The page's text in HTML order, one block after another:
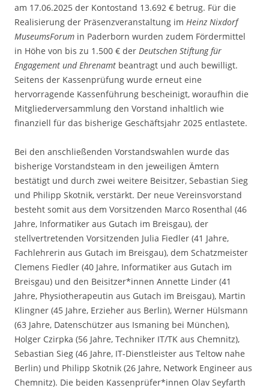
am 17.06.2025 der Kontostand 13.692 € betrug. Für die
Realisierung der Präsenzveranstaltung im Heinz Nixdorf
MuseumsForum in Paderborn wurden zudem Fördermittel
in Höhe von bis zu 1.500 € der Deutschen Stiftung für
Engagement und Ehrenamt beantragt und auch bewilligt.
Seitens der Kassenprüfung wurde erneut eine
hervorragende Kassenführung bescheinigt, woraufhin die
Mitgliederversammlung den Vorstand inhaltlich wie
finanziell für das bisherige Geschäftsjahr 2025 entlastete.
Bei den anschließenden Vorstandswahlen wurde das
bisherige Vorstandsteam in den jeweiligen Ämtern
bestätigt und durch zwei weitere Beisitzer, Sebastian Sieg
und Philipp Skotnik, verstärkt. Der neue Vereinsvorstand
besteht somit aus dem Vorsitzenden Marco Rosenthal (46
Jahre, Informatiker aus Gutach im Breisgau), der
stellvertretenden Vorsitzenden Julia Fiedler (41 Jahre,
Fachlehrerin aus Gutach im Breisgau), dem Schatzmeister
Clemens Fiedler (40 Jahre, Informatiker aus Gutach im
Breisgau) und den Beisitzer*innen Annette Linder (41
Jahre, Physiotherapeutin aus Gutach im Breisgau), Martin
Klingner (45 Jahre, Erzieher aus Berlin), Werner Hülsmann
(63 Jahre, Datenschützer aus Ismaning bei München),
Holger Czirpka (56 Jahre, Techniker IT/TK aus Chemnitz),
Sebastian Sieg (46 Jahre, IT-Dienstleister aus Teltow nahe
Berlin) und Philipp Skotnik (26 Jahre, Network Engineer aus
Chemnitz). Die beiden Kassenprüfer*innen Olav Seyfarth